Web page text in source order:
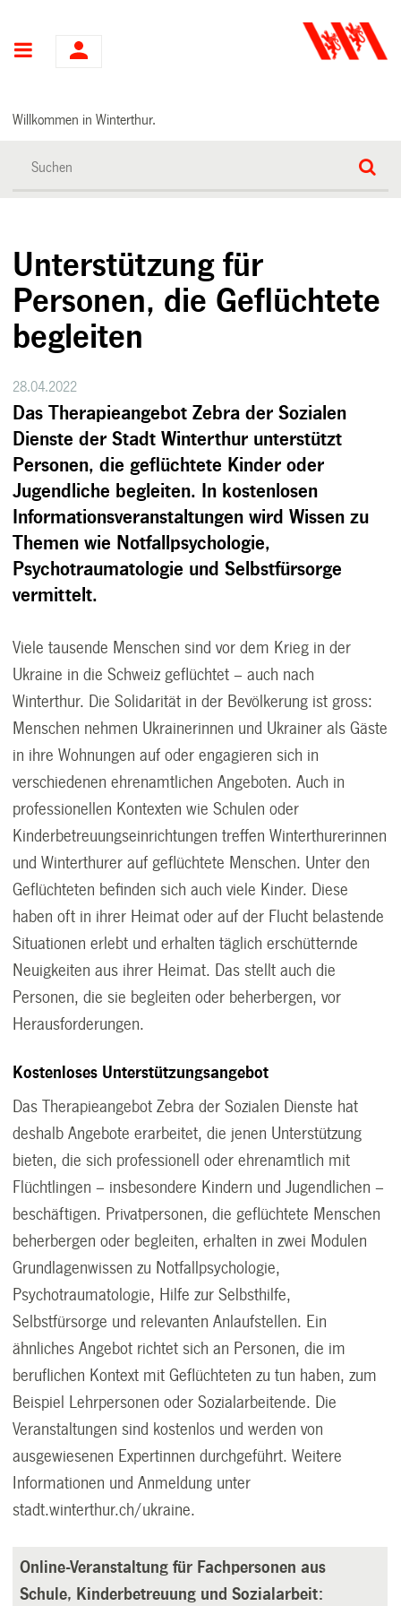
Hauptnavigation
Willkommen in Winterthur.
Unterstützung für
Personen, die Geflüchtete
begleiten
28.04.2022
Das Therapieangebot Zebra der Sozialen
Dienste der Stadt Winterthur unterstützt
Personen, die geflüchtete Kinder oder
Jugendliche begleiten. In kostenlosen
Informationsveranstaltungen wird Wissen zu
Themen wie Notfallpsychologie,
Psychotraumatologie und Selbstfürsorge
vermittelt.
Viele tausende Menschen sind vor dem Krieg in der
Ukraine in die Schweiz geflüchtet – auch nach
Winterthur. Die Solidarität in der Bevölkerung ist gross:
Menschen nehmen Ukrainerinnen und Ukrainer als Gäste
in ihre Wohnungen auf oder engagieren sich in
verschiedenen ehrenamtlichen Angeboten. Auch in
professionellen Kontexten wie Schulen oder
Kinderbetreuungseinrichtungen treffen Winterthurerinnen
und Winterthurer auf geflüchtete Menschen. Unter den
Geflüchteten befinden sich auch viele Kinder. Diese
haben oft in ihrer Heimat oder auf der Flucht belastende
Situationen erlebt und erhalten täglich erschütternde
Neuigkeiten aus ihrer Heimat. Das stellt auch die
Personen, die sie begleiten oder beherbergen, vor
Herausforderungen.
Kostenloses Unterstützungsangebot
Das Therapieangebot Zebra der Sozialen Dienste hat
deshalb Angebote erarbeitet, die jenen Unterstützung
bieten, die sich professionell oder ehrenamtlich mit
Flüchtlingen – insbesondere Kindern und Jugendlichen –
beschäftigen. Privatpersonen, die geflüchtete Menschen
beherbergen oder begleiten, erhalten in zwei Modulen
Grundlagenwissen zu Notfallpsychologie,
Psychotraumatologie, Hilfe zur Selbsthilfe,
Selbstfürsorge und relevanten Anlaufstellen. Ein
ähnliches Angebot richtet sich an Personen, die im
beruflichen Kontext mit Geflüchteten zu tun haben, zum
Beispiel Lehrpersonen oder Sozialarbeitende. Die
Veranstaltungen sind kostenlos und werden von
ausgewiesenen Expertinnen durchgeführt. Weitere
Informationen und Anmeldung unter
stadt.winterthur.ch/ukraine.
Online-Veranstaltung für Fachpersonen aus
Schule, Kinderbetreuung und Sozialarbeit: